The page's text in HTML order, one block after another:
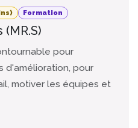
Formation
pour
d'amélioration, pour
motiver les équipes et